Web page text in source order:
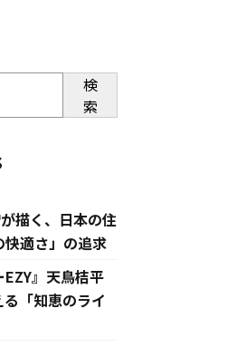
検
索
描く、日本の住
適さ」の追求
EZY』天鳥桔平
「知恵のライ